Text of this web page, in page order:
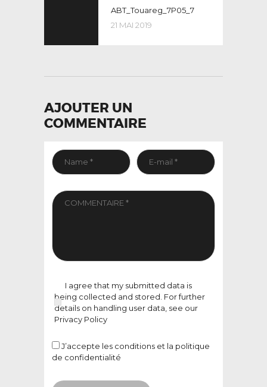
post:
ABT_Touareg_7P05_7
21 MAI 2019
AJOUTER UN
COMMENTAIRE
I agree that my submitted data is
being collected and stored. For further
details on handling user data, see our
Privacy Policy
J’accepte les conditions et la politique
de confidentialité